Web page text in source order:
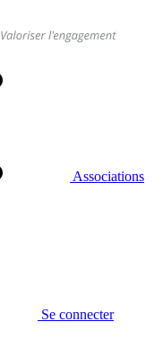
Associations
Se connecter